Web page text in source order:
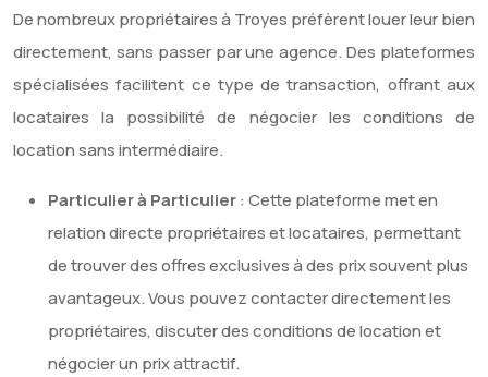
De nombreux propriétaires à Troyes préfèrent louer leur bien
directement, sans passer par une agence. Des plateformes
spécialisées facilitent ce type de transaction, offrant aux
locataires la possibilité de négocier les conditions de
location sans intermédiaire.
Particulier à Particulier: Cette plateforme met en
relation directe propriétaires et locataires, permettant
de trouver des offres exclusives à des prix souvent plus
avantageux. Vous pouvez contacter directement les
propriétaires, discuter des conditions de location et
négocier un prix attractif.